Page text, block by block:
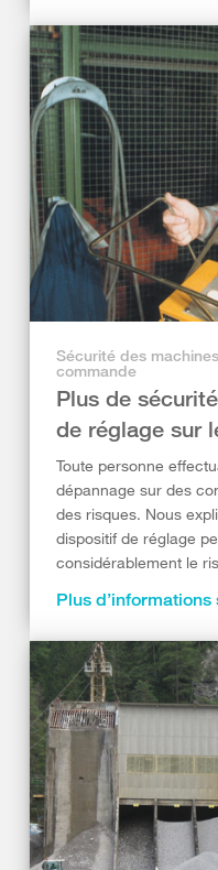
Sécurité des
commande
Plus de
de réglage sur
Toute personne
dépannage sur des
des risques. Nous
dispositif de réglage
considérablement le
Plus